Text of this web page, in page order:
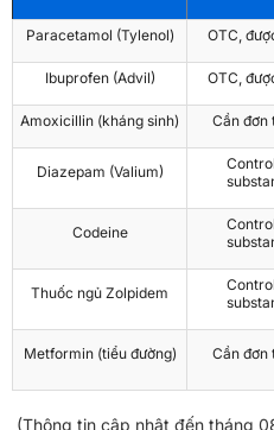
Paracetamol (Tylenol) OTC,
Ibuprofen (Advil) OTC,
Amoxicillin (kháng sinh) Cần đơn
Diazepam (Valium)
Codeine
Thuốc ngủ Zolpidem
Metformin (tiểu đường) Cần đơn
(Thông tin cập nhật đến tháng